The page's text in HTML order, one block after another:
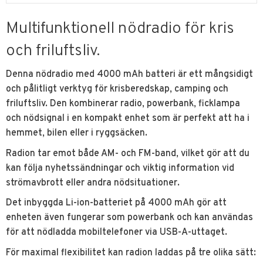
Multifunktionell nödradio för kris
och friluftsliv.
Denna nödradio med 4000 mAh batteri är ett mångsidigt
och pålitligt verktyg för krisberedskap, camping och
friluftsliv. Den kombinerar radio, powerbank, ficklampa
och nödsignal i en kompakt enhet som är perfekt att ha i
hemmet, bilen eller i ryggsäcken.
Radion tar emot både AM- och FM-band, vilket gör att du
kan följa nyhetssändningar och viktig information vid
strömavbrott eller andra nödsituationer.
Det inbyggda Li-ion-batteriet på 4000 mAh gör att
enheten även fungerar som powerbank och kan användas
för att nödladda mobiltelefoner via USB-A-uttaget.
För maximal flexibilitet kan radion laddas på tre olika sätt: